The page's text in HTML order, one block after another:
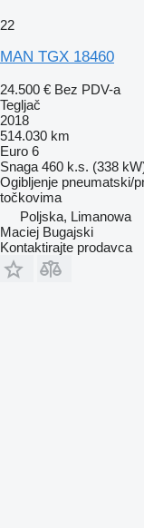
22
MAN TGX 18460
24.500 € Bez PDV-a
Tegljač
2018
514.030 km
Euro 6
Snaga 460 k.s. (338
Ogibljenje pneumatski/
točkovima
Poljska, Limanowa
Maciej Bugajski
Kontaktirajte prodavca